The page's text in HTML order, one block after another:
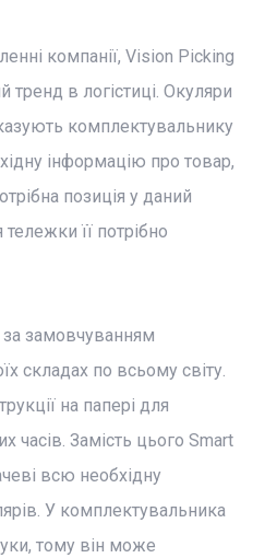
компанії, Vision Picking
в логістиці. Окуляри
комплектувальнику
інформацію про товар,
позиція у даний
її потрібно
за замовчуванням
складах по всьому світу.
на папері для
часів. Замість цього Smart
всю необхідну
У комплектувальника
тому він може